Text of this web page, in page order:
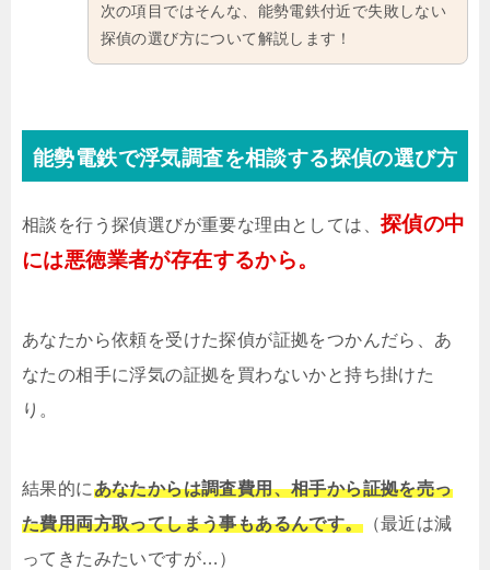
次の項目ではそんな、能勢電鉄付近で失敗しない
探偵の選び方について解説します！
能勢電鉄で浮気調査を相談する探偵の選び方
相談を行う探偵選びが重要な理由としては、 探偵の中
には悪徳業者が存在するから。
あなたから依頼を受けた探偵が証拠をつかんだら、あ
なたの相手に浮気の証拠を買わないかと持ち掛けた
り。
結果的にあなたからは調査費用、相手から証拠を売っ
た費用両方取ってしまう事もあるんです。（最近は減
ってきたみたいですが…）